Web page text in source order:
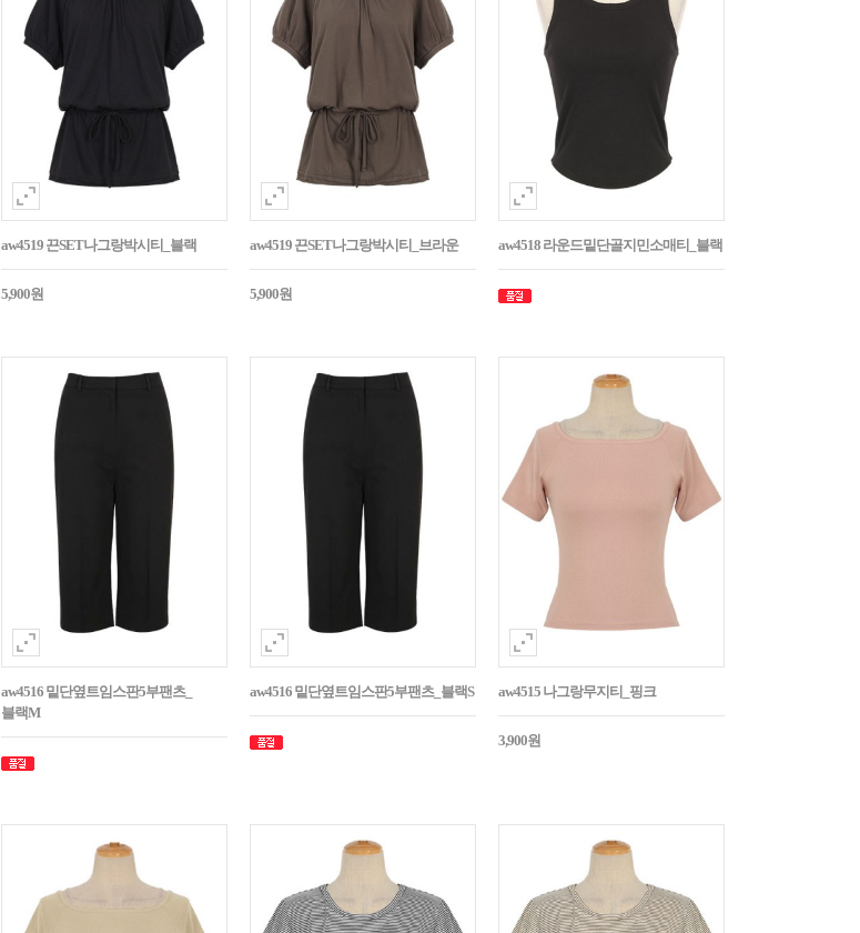
aw4519 끈SET나그랑박시티_블랙
5,900원
aw4519 끈SET나그랑박시티_브라운
5,900원
aw4518 라운드밑단골지민소매티_블랙
aw4516 밑단옆트임스판5부팬츠_
블랙M
aw4516 밑단옆트임스판5부팬츠_블랙S aw4515 나그랑무지티_핑크
3,900원